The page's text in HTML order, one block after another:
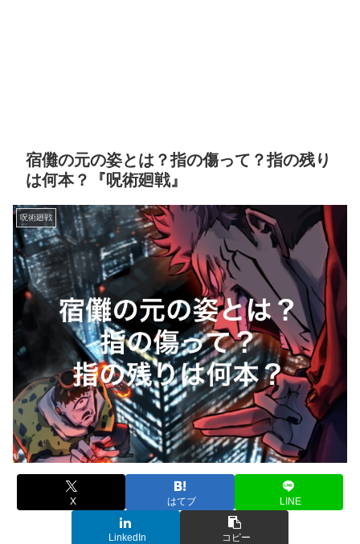
宿儺の元の姿とは？指の傷って？指の残り
は何本？『呪術廻戦』
呪術廻戦
X はてブ LINE
LinkedIn コピー